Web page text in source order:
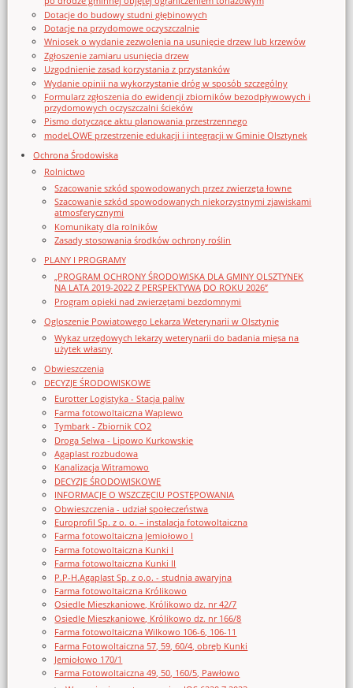
Dotacje do budowy studni głębinowych
Dotacje na przydomowe oczyszczalnie
Wniosek o wydanie zezwolenia na usunięcie drzew lub krzewów
Zgłoszenie zamiaru usunięcia drzew
Uzgodnienie zasad korzystania z przystanków
Wydanie opinii na wykorzystanie dróg w sposób szczególny
Formularz zgłoszenia do ewidencji zbiorników bezodpływowych i
przydomowych oczyszczalni ścieków
Pismo dotyczące aktu planowania przestrzennego
modeLOWE przestrzenie edukacji i integracji w Gminie Olsztynek
Ochrona Środowiska
Rolnictwo
Szacowanie szkód spowodowanych przez zwierzęta łowne
Szacowanie szkód spowodowanych niekorzystnymi zjawiskami
atmosferycznymi
Komunikaty dla rolników
Zasady stosowania środków ochrony roślin
PLANY I PROGRAMY
„PROGRAM OCHRONY ŚRODOWISKA DLA GMINY OLSZTYNEK
NA LATA 2019-2022 Z PERSPEKTYWĄ DO ROKU 2026”
Program opieki nad zwierzętami bezdomnymi
Ogloszenie Powiatowego Lekarza Weterynarii w Olsztynie
Wykaz urzędowych lekarzy weterynarii do badania mięsa na
użytek własny
Obwieszczenia
DECYZJE ŚRODOWISKOWE
Eurotter Logistyka - Stacja paliw
Farma fotowoltaiczna Waplewo
Tymbark - Zbiornik CO2
Droga Selwa - Lipowo Kurkowskie
Agaplast rozbudowa
Kanalizacja Witramowo
DECYZJE ŚRODOWISKOWE
INFORMACJE O WSZCZĘCIU POSTĘPOWANIA
Obwieszczenia - udział społeczeństwa
Europrofil Sp. z o. o. – instalacja fotowoltaiczna
Farma fotowoltaiczna Jemiołowo I
Farma fotowoltaiczna Kunki I
Farma fotowoltaiczna Kunki II
P.P-H.Agaplast Sp. z o.o. - studnia awaryjna
Farma fotowoltaiczna Królikowo
Osiedle Mieszkaniowe, Królikowo dz. nr 42/7
Osiedle Mieszkaniowe, Królikowo dz. nr 166/8
Farma fotowoltaiczna Wilkowo 106-6, 106-11
Farma Fotowoltaiczna 57, 59, 60/4, obręb Kunki
Jemiołowo 170/1
Farma Fotowoltaiczna 49, 50, 160/5, Pawłowo